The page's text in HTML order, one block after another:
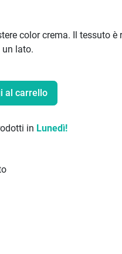
color crema. Il tessuto è
un lato.
al carrello
in Lunedì!